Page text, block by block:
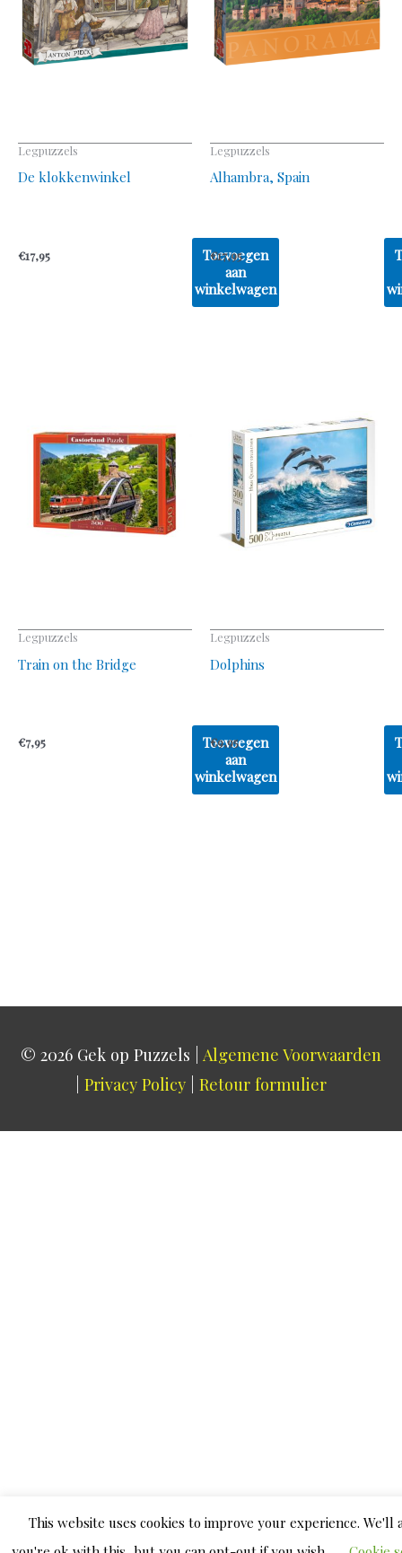
Legpuzzels
De klokkenwinkel
€17,95
Toevoegen
aan
winkelwagen
Legpuzzels
Alhambra, Spain
€17,95
Legpuzzels
Train on the Bridge
€7,95
Toevoegen
aan
winkelwagen
Legpuzzels
Dolphins
€9,95
© 2026 Gek op Puzzels
Algemene Voorwaarden
Privacy Policy Retour formulier
This website uses cookies to improve your experience. We'll